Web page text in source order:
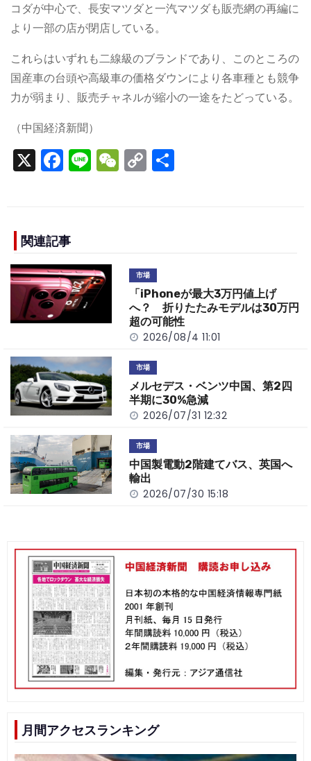
コダが中心で、長安マツダと一汽マツダも販売網の再編に
より一部の店が閉店している。
これらはいずれも二線級のブランドであり、このところの
国産車の台頭や高級車の価格ダウンにより各車種とも競争
力が弱まり、販売チャネルが縮小の一途をたどっている。
（中国経済新聞）
X F
a
e
b
o
o
k
Li
n
W
e
C
o
n
k
関連記事
市場
「iPhoneが最大3万円値上げ
へ？ 折りたたみモデルは30万円
超の可能性
2026/08/4 11:01
市場
メルセデス・ベンツ中国、第2四
半期に30%急減
2026/07/31 12:32
市場
中国製電動2階建てバス、英国へ
輸出
2026/07/30 15:18
月間アクセスランキング